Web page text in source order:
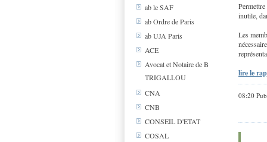
ab le SAF
ab Ordre de Paris
ab UJA Paris
ACE
Avocat et Notaire de B
TRIGALLOU
CNA
CNB
CONSEIL D'ETAT
COSAL
inutile,
Les
lire le
08:20